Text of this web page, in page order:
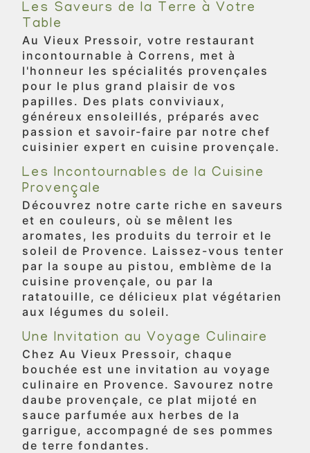
Les Saveurs de la Terre à Votre
Table
Au Vieux Pressoir, votre restaurant
incontournable à Correns, met à
l'honneur les spécialités provençales
pour le plus grand plaisir de vos
papilles. Des plats conviviaux,
généreux ensoleillés, préparés avec
passion et savoir-faire par notre chef
cuisinier expert en cuisine provençale.
Les Incontournables de la Cuisine
Provençale
Découvrez notre carte riche en saveurs
et en couleurs, où se mêlent les
aromates, les produits du terroir et le
soleil de Provence. Laissez-vous tenter
par la soupe au pistou, emblème de la
cuisine provençale, ou par la
ratatouille, ce délicieux plat végétarien
aux légumes du soleil.
Une Invitation au Voyage Culinaire
Chez Au Vieux Pressoir, chaque
bouchée est une invitation au voyage
culinaire en Provence. Savourez notre
daube provençale, ce plat mijoté en
sauce parfumée aux herbes de la
garrigue, accompagné de ses pommes
de terre fondantes.